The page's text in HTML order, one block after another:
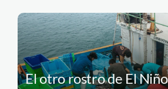
El otro rostro de El